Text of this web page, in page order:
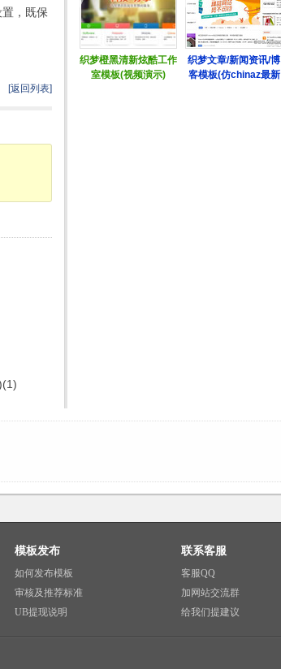
，既保
[返回列表]
模板发布
如何发布模板
审核及推荐标准
UB提现说明
联系客服
客服QQ
加网站交流群
给我们提建议